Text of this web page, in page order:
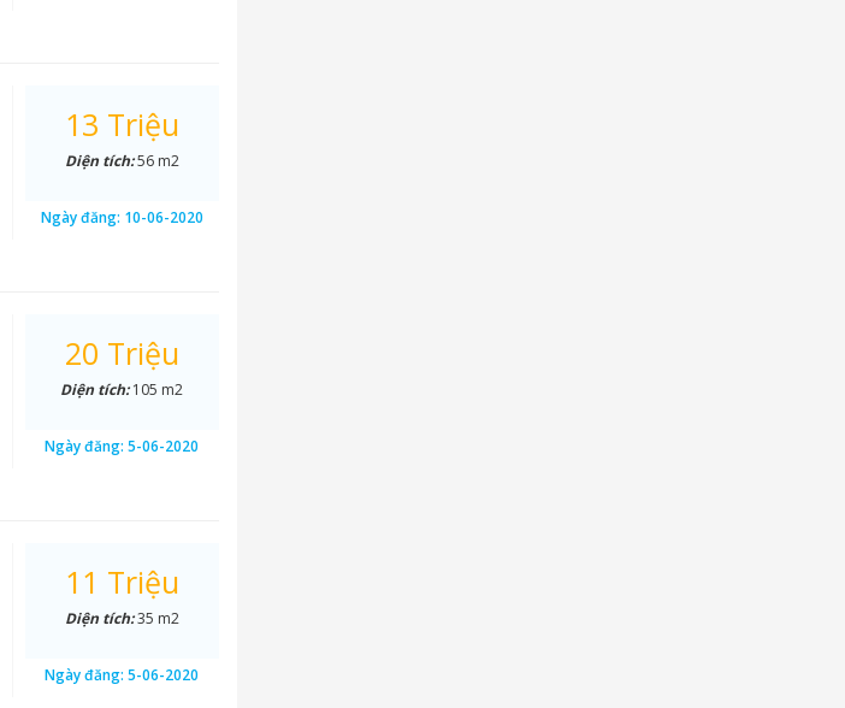
13 Triệu
Diện tích:56 m2
Ngày đăng: 10-06-2020
20 Triệu
Diện tích:105 m2
Ngày đăng:5-06-2020
11 Triệu
Diện tích:35 m2
Ngày đăng:5-06-2020